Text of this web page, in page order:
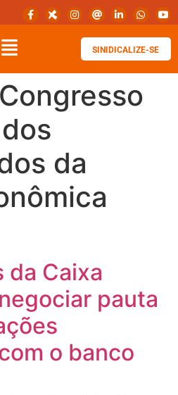
SINIDICALIZE-SE
da
da Caixa
pauta
o banco